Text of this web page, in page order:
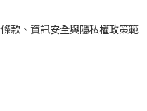
款、資訊安全與隱私權政策範